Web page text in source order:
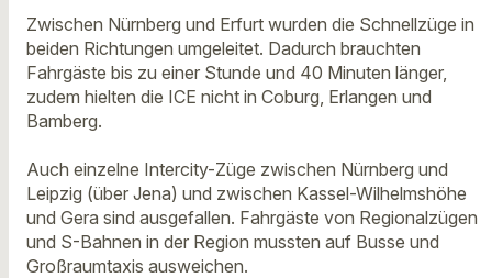
Zwischen Nürnberg und Erfurt wurden die Schnellzüge in
beiden Richtungen umgeleitet. Dadurch brauchten
Fahrgäste bis zu einer Stunde und 40 Minuten länger,
zudem hielten die ICE nicht in Coburg, Erlangen und
Bamberg.
Auch einzelne Intercity-Züge zwischen Nürnberg und
Leipzig (über Jena) und zwischen Kassel-Wilhelmshöhe
und Gera sind ausgefallen. Fahrgäste von Regionalzügen
und S-Bahnen in der Region mussten auf Busse und
Großraumtaxis ausweichen.